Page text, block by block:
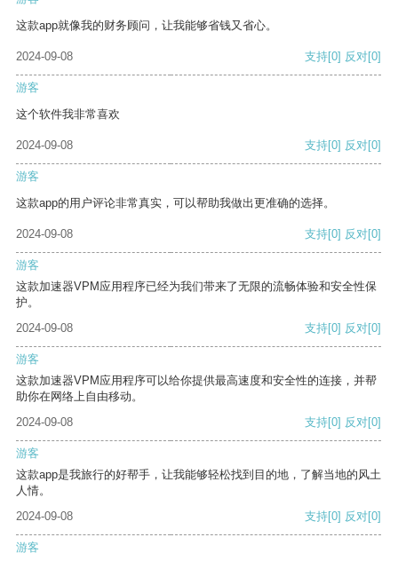
这款app就像我的财务顾问，让我能够省钱又省心。
2024-09-08 支持[0] 反对[0]
游客
这个软件我非常喜欢
2024-09-08 支持[0] 反对[0]
游客
这款app的用户评论非常真实，可以帮助我做出更准确的选择。
2024-09-08 支持[0] 反对[0]
游客
这款加速器VPM应用程序已经为我们带来了无限的流畅体验和安全性保
护。
2024-09-08
支持[0] 反对[0]
游客
这款加速器VPM应用程序可以给你提供最高速度和安全性的连接，并帮
助你在网络上自由移动。
2024-09-08
支持[0] 反对[0]
游客
这款app是我旅行的好帮手，让我能够轻松找到目的地，了解当地的风土
人情。
2024-09-08
支持[0] 反对[0]
游客